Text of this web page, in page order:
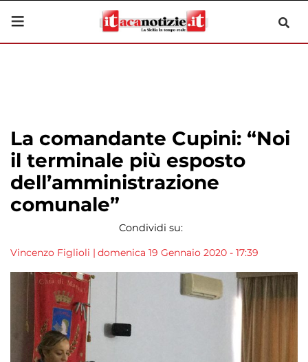
La comandante Cupini: “Noi
il terminale più esposto
dell’amministrazione
comunale”
Condividi su:
Vincenzo Figlioli | domenica 19 Gennaio 2020 - 17:39